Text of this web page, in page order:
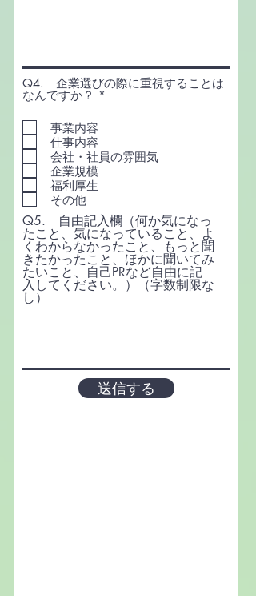
Q4. 企業選びの際に重視することは
なんですか？ * 必
事業内容
仕事内容
会社・社員の雰囲気
企業規模
福利厚生
その他
Q5. 自由記入欄（何か気になっ
たこと、気になっていること、よ
くわからなかったこと、もっと聞
きたかったこと、ほかに聞いてみ
たいこと、自己PRなど自由に記
入してください。）（字数制限な
し）
送信する